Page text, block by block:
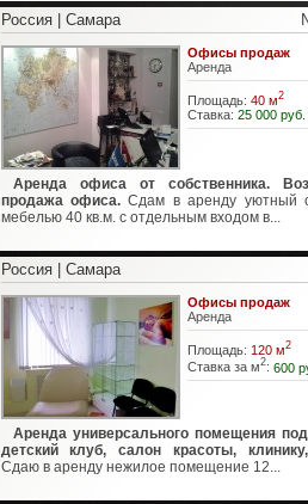
Россия | Самара
Офисы продаж
Аренда
Площадь: 40 м2
Ставка: 25 000 руб.
Аренда офиса от собственника.
продажа офиса.Сдам в аренду уютный
мебелью 40 кв.м. с отдельным входом в...
Россия | Самара
Офисы продаж
Аренда
Площадь: 120 м2
Ставка за м2: 600
Аренда универсального помещения
детский клуб, салон красоты,
Сдаю в аренду нежилое помещение 12...